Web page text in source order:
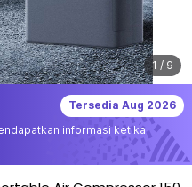
1 / 9
Tersedia Aug 2026
informasi ketika